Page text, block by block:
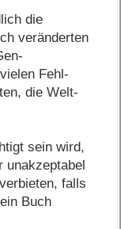
die
veränderten
Fehl-
die Welt-
sein wird,
falls
Buch